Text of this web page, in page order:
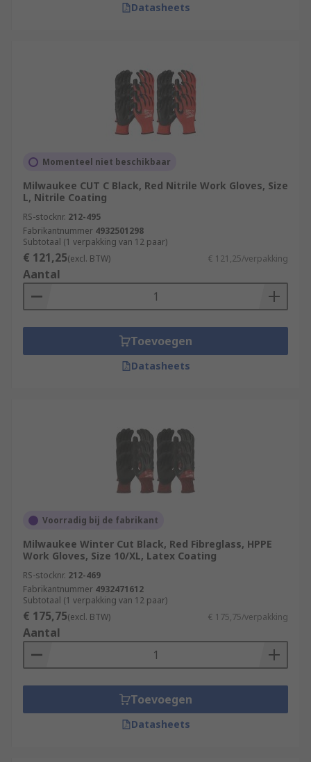
Datasheets
Momenteel niet beschikbaar
Milwaukee CUT C Black, Red Nitrile Work Gloves, Size
L, Nitrile Coating
RS-stocknr. 212-495
Fabrikantnummer 4932501298
Subtotaal (1 verpakking van 12 paar)
€ 121,25(excl. BTW) € 121,25/verpakking
Aantal
Toevoegen
Datasheets
Voorradig bij de fabrikant
Milwaukee Winter Cut Black, Red Fibreglass, HPPE
Work Gloves, Size 10/XL, Latex Coating
RS-stocknr. 212-469
Fabrikantnummer 4932471612
Subtotaal (1 verpakking van 12 paar)
€ 175,75(excl. BTW) € 175,75/verpakking
Aantal
Toevoegen
Datasheets